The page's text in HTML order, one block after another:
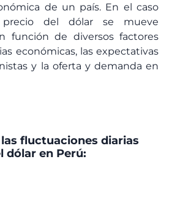
de un país. En el caso
del dólar se mueve
función de diversos factores
económicas, las expectativas
y la oferta y demanda en
fluctuaciones diarias
dólar en Perú: